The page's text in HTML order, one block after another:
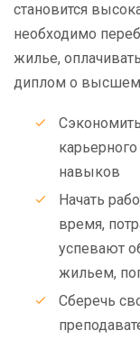
становится
необходимо
жилье,
диплом о высшем
карьерного
навыков
Начать
время,
успевают
жильем,
Сберечь